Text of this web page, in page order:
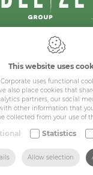
IDcreation 2024
Cookie policy
Privacy policy
Belize Corporate
BE 0432.044.235
Sitemap
This website uses
uses functional
also place cookies that
partners, our social
other information that
collected from your use of
Statistics
Allow selection
MAIL US